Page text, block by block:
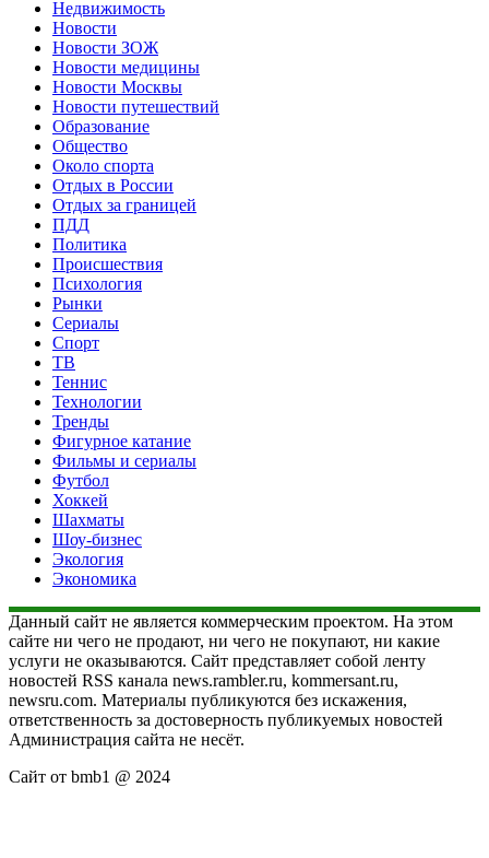
Недвижимость
Новости
Новости ЗОЖ
Новости медицины
Новости Москвы
Новости путешествий
Образование
Общество
Около спорта
Отдых в России
Отдых за границей
ПДД
Политика
Происшествия
Психология
Рынки
Сериалы
Спорт
ТВ
Теннис
Технологии
Тренды
Фигурное катание
Фильмы и сериалы
Футбол
Хоккей
Шахматы
Шоу-бизнес
Экология
Экономика
Данный сайт не является коммерческим проектом. На этом
сайте ни чего не продают, ни чего не покупают, ни какие
услуги не оказываются. Сайт представляет собой ленту
новостей RSS канала news.rambler.ru, kommersant.ru,
newsru.com. Материалы публикуются без искажения,
ответственность за достоверность публикуемых новостей
Администрация сайта не несёт.
Сайт от bmb1 @ 2024